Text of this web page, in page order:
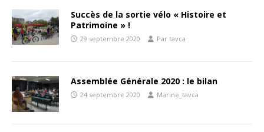
Succès de la sortie vélo « Histoire et
Patrimoine » !
29 septembre 2020 Par tavca
Assemblée Générale 2020 : le bilan
24 septembre 2020 Marine_tavca